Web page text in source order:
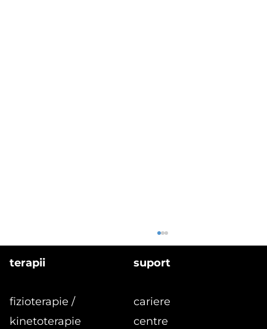
terapii
fizioterapie /
kinetoterapie
suport
cariere
centre